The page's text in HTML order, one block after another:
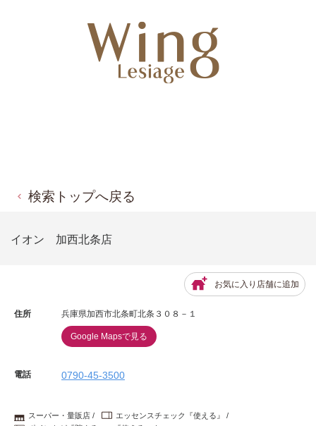
検索トップへ戻る
イオン 加西北条店
お気に入り店舗に追加
住所 兵庫県加西市北条町北条３０８－１
Google Mapsで見る
電話 0790-45-3500
スーパー・量販店
エッセンスチェック『使える』